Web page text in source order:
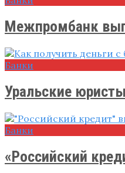
Межпромбанк
Банки
Уральские
Банки
«Российский